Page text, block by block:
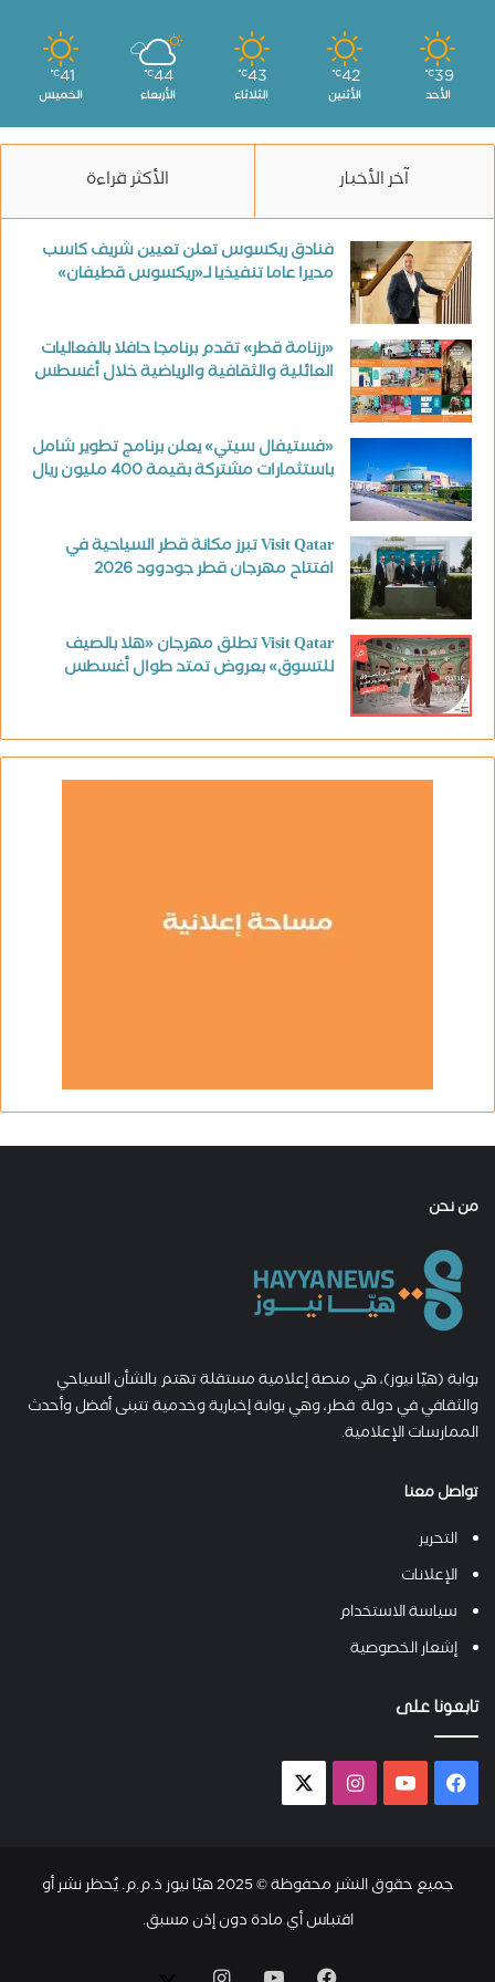
39
℃
الأحد
42
℃
الأثنين
43
℃
الثلاثاء
44
℃
الأربعاء
41
℃
الخميس
آخر الأخبار الأكثر قراءة
فنادق ريكسوس تعلن تعيين شريف كاسب
مديرا عاما تنفيذيا لـ«ريكسوس قطيفان»
«رزنامة قطر» تقدم برنامجا حافلا بالفعاليات
العائلية والثقافية والرياضية خلال أغسطس
«فستيفال سيتي» يعلن برنامج تطوير شامل
باستثمارات مشتركة بقيمة 400 مليون ريال
Visit Qatar تبرز مكانة قطر السياحية في
افتتاح مهرجان قطر جودوود 2026
Visit Qatar تطلق مهرجان «هلا بالصيف
للتسوق» بعروض تمتد طوال أغسطس
من نحن
بوابة (هيّا نيوز)، هي منصة إعلامية مستقلة تهتم بالشأن السياحي
والثقافي في دولة قطر، وهي بوابة إخبارية وخدمية تتبنى أفضل وأحدث
الممارسات الإعلامية.
تواصل معنا
التحرير
الإعلانات
سياسة الاستخدام
إشعار الخصوصية
تابعونا على
فيسبوك يوتيوب انستقرام
جميع حقوق النشر محفوظة © 2025 هيّا نيوز ذ.م.م. يُحظر نشر أو
اقتباس أي مادة دون إذن مسبق.